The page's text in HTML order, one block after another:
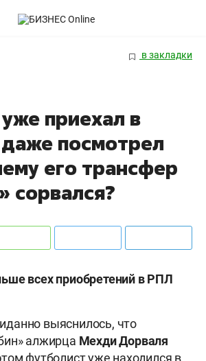
в закладки
приехал в
посмотрел
его трансфер
сорвался?
всех приобретений в РПЛ
выяснилось, что
алжирца Мехди Дорваля
футболист уже находился в